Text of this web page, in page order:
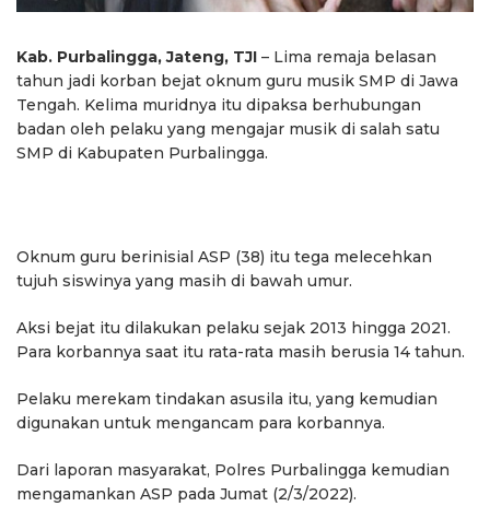
Kab. Purbalingga, Jateng, TJI – Lima remaja belasan
tahun jadi korban bejat oknum guru musik SMP di Jawa
Tengah. Kelima muridnya itu dipaksa berhubungan
badan oleh pelaku yang mengajar musik di salah satu
SMP di Kabupaten Purbalingga.
Oknum guru berinisial ASP (38) itu tega melecehkan
tujuh siswinya yang masih di bawah umur.
Aksi bejat itu dilakukan pelaku sejak 2013 hingga 2021.
Para korbannya saat itu rata-rata masih berusia 14 tahun.
Pelaku merekam tindakan asusila itu, yang kemudian
digunakan untuk mengancam para korbannya.
Dari laporan masyarakat, Polres Purbalingga kemudian
mengamankan ASP pada Jumat (2/3/2022).